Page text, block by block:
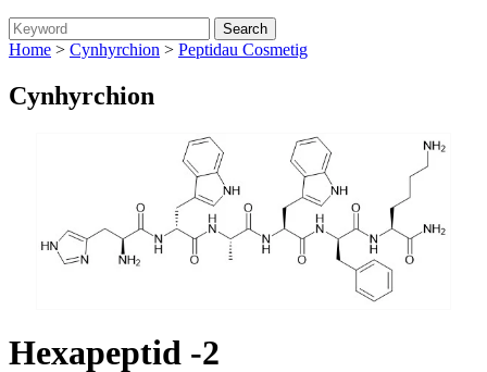
Home > Cynhyrchion > Peptidau Cosmetig
Cynhyrchion
Hexapeptid -2